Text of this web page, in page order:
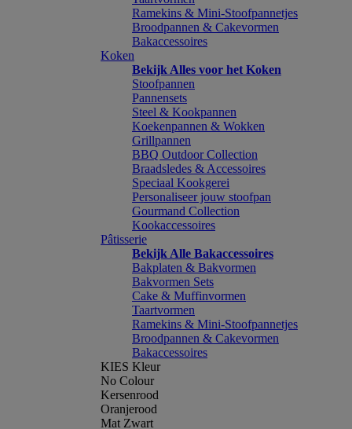
Ramekins & Mini-Stoofpannetjes
Broodpannen & Cakevormen
Bakaccessoires
Koken
Bekijk Alles voor het Koken
Stoofpannen
Pannensets
Steel & Kookpannen
Koekenpannen & Wokken
Grillpannen
BBQ Outdoor Collection
Braadsledes & Accessoires
Speciaal Kookgerei
Personaliseer jouw stoofpan
Gourmand Collection
Kookaccessoires
Pâtisserie
Bekijk Alle Bakaccessoires
Bakplaten & Bakvormen
Bakvormen Sets
Cake & Muffinvormen
Taartvormen
Ramekins & Mini-Stoofpannetjes
Broodpannen & Cakevormen
Bakaccessoires
KIES Kleur
No Colour
Kersenrood
Oranjerood
Mat Zwart